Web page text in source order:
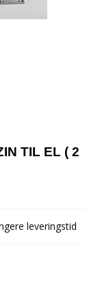
TIL EL ( 2
leveringstid